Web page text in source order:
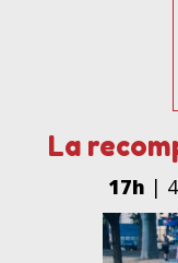
La
17h |